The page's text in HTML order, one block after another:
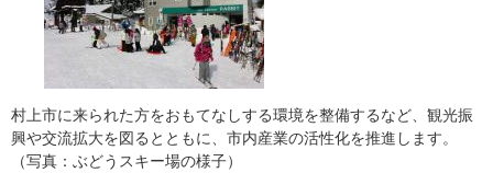
村上市に来られた方をおもてなしする環境を整備するなど、観光振
興や交流拡大を図るとともに、市内産業の活性化を推進します。
（写真：ぶどうスキー場の様子）